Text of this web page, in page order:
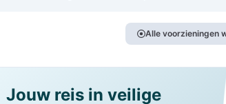
Alle voorzieningen
Jouw reis in veilige